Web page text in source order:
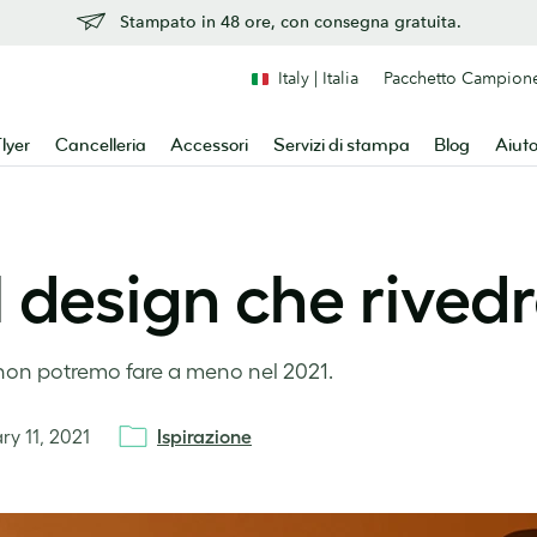
Stampato in 48 ore, con consegna gratuita.
Cancelleria Accessori Servizi di stampa Blog
Italy | Italia Pacchetto
che
potremo fare a meno nel 2021.
11, 2021 Ispirazione